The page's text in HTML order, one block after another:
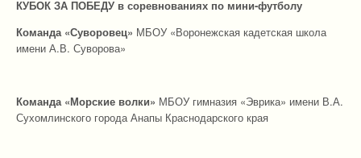
КУБОК ЗА ПОБЕДУ в соревнованиях по мини-футболу
Команда «Суворовец» МБОУ «Воронежская кадетская школа
имени А.В. Суворова»
Команда «Морские волки» МБОУ гимназия «Эврика» имени В.А.
Сухомлинского города Анапы Краснодарского края